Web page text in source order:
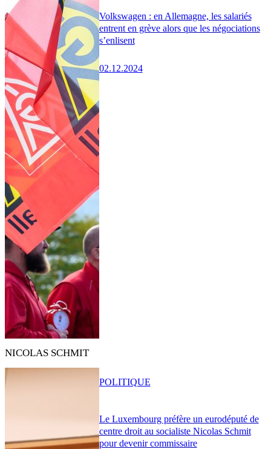
Volkswagen : en Allemagne, les salariés
entrent en grève alors que les négociations
s’enlisent
02.12.2024
NICOLAS SCHMIT
Le Luxembourg préfère un eurodéputé de
centre droit au socialiste Nicolas Schmit
pour devenir commissaire
POLITIQUE